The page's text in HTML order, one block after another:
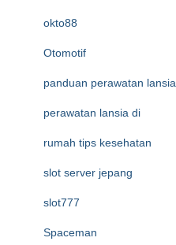
okto88
Otomotif
panduan perawatan lansia
perawatan lansia di
rumah tips kesehatan
slot server jepang
slot777
Spaceman